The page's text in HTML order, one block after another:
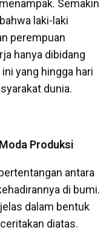
Semakin
laki-laki
perempuan
hanya dibidang
yang hingga hari
dunia.
Produksi
antara
di bumi.
dalam bentuk
diatas.